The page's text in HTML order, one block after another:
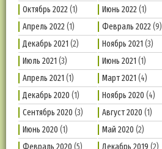
Октябрь 2022(1) Июнь 2022(1)
Апрель 2022(1) Февраль 2022(9)
Декабрь 2021 (2) Ноябрь 2021 (3)
Июль 2021 (3) Июнь 2021 (1)
Апрель 2021 (1) Март 2021 (4)
Декабрь 2020 (1) Ноябрь 2020 (4)
Сентябрь 2020 (3) Август 2020 (1)
Июнь 2020 (1) Май 2020 (2)